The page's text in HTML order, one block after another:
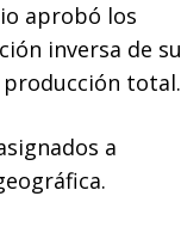
aprobó los
inversa de su
producción total.
a